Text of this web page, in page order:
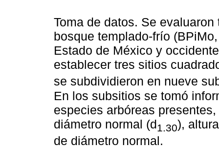
Toma de datos. Se
bosque templado-frío
Estado de México y
establecer tres sitios
se subdividieron en nueve
En los subsitios se tomó
especies arbóreas
diámetro normal (d1.30),
de diámetro normal.